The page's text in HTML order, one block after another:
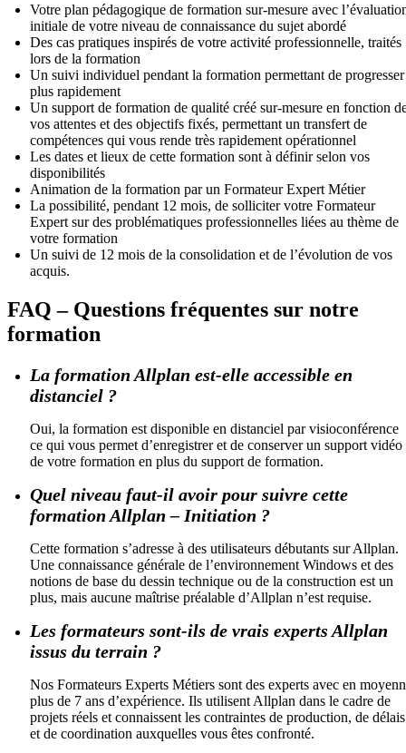
Votre plan pédagogique de formation sur-mesure avec
initiale de votre niveau de connaissance du sujet abordé
Des cas pratiques inspirés de votre activité professionnelle, traités
lors de la formation
Un suivi individuel pendant la formation permettant de progresser
plus rapidement
Un support de formation de qualité créé sur-mesure en fonction
vos attentes et des objectifs fixés, permettant un transfert de
compétences qui vous rende très rapidement opérationnel
Les dates et lieux de cette formation sont à définir selon vos
disponibilités
Animation de la formation par un Formateur Expert Métier
La possibilité, pendant 12 mois, de solliciter votre Formateur
Expert sur des problématiques professionnelles liées au thème de
votre formation
Un suivi de 12 mois de la consolidation et de l’évolution de vos
acquis.
FAQ – Questions fréquentes sur notre
formation
La formation Allplan est-elle accessible en
distanciel ?
Oui, la formation est disponible en distanciel par visioconférence
ce qui vous permet d’enregistrer et de conserver un support vidéo
de votre formation en plus du support de formation.
Quel niveau faut-il avoir pour suivre cette
formation Allplan – Initiation ?
Cette formation s’adresse à des utilisateurs débutants sur Allplan.
Une connaissance générale de l’environnement Windows et des
notions de base du dessin technique ou de la construction est un
plus, mais aucune maîtrise préalable d’Allplan n’est requise.
Les formateurs sont-ils de vrais experts Allplan
issus du terrain ?
Nos Formateurs Experts Métiers sont des experts avec en
plus de 7 ans d’expérience. Ils utilisent Allplan dans le cadre de
projets réels et connaissent les contraintes de production, de délais
et de coordination auxquelles vous êtes confronté.